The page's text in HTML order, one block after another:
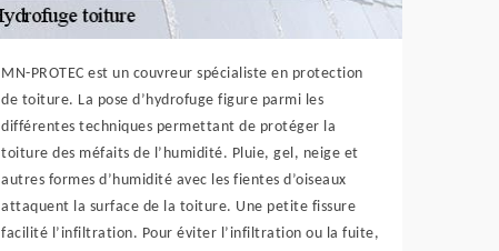
MN-PROTEC est un couvreur spécialiste en protection
de toiture. La pose d’hydrofuge figure parmi les
différentes techniques permettant de protéger la
toiture des méfaits de l’humidité. Pluie, gel, neige et
autres formes d’humidité avec les fientes d’oiseaux
attaquent la surface de la toiture. Une petite fissure
facilité l’infiltration. Pour éviter l’infiltration ou la fuite,